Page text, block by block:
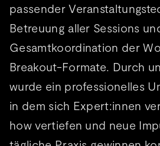
passender
Betreuung aller Sessions
Gesamtkoordination der
Breakout-Formate. Durch
wurde ein professionelles
in dem sich Expert:innen
how vertiefen und neue